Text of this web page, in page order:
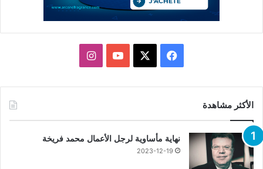
فيسبوك يوتيوبانستقرام
الأكثر مشاهدة
نهاية مأساوية لرجل الأعمال محمد فريخة
2023-12-19